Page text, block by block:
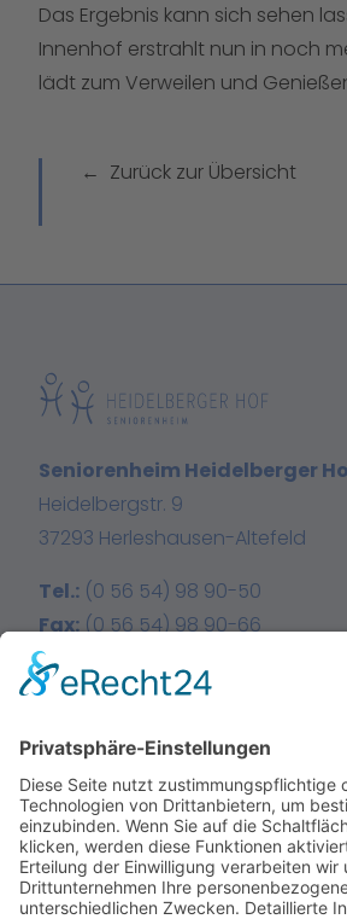
Das Ergebnis kann sich sehen
Innenhof erstrahlt nun in noch
lädt zum Verweilen und
Zurück zur Übersicht
Seniorenheim Heidelberger
Heidelbergstr. 9
37293 Herleshausen-Altefeld
Tel.: (0 56 54) 98 90-50
Fax:(0 56 54) 98 90-66
E-Mail:info@heidelberger-hof.de
Instagram
Home
Über uns